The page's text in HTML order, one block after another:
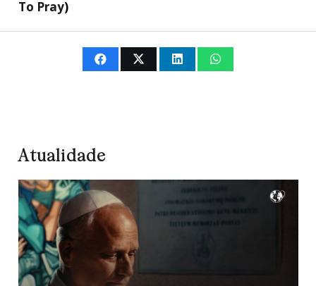
To Pray)
Atualidade